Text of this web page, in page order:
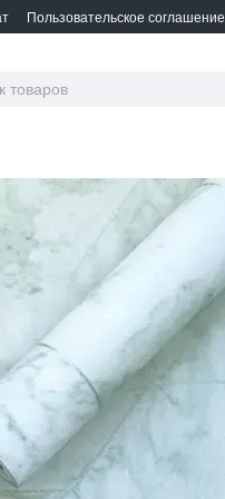
Пользовательское соглашение